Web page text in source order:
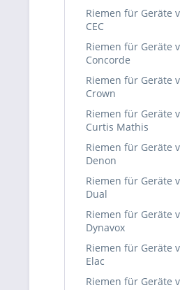
Riemen für Geräte
CEC
Riemen für Geräte
Concorde
Riemen für Geräte
Crown
Riemen für Geräte
Curtis Mathis
Riemen für Geräte
Denon
Riemen für Geräte
Dual
Riemen für Geräte
Dynavox
Riemen für Geräte
Elac
Riemen für Geräte